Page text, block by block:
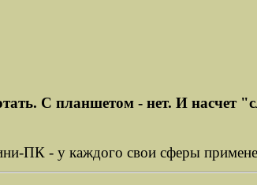
С планшетом - нет. И насчет
ПК - у каждого свои сферы